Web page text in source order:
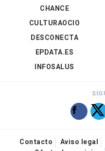
CHANCE
CULTURAOCIO
DESCONECTA
EPDATA.ES
INFOSALUS
Contacto Aviso legal